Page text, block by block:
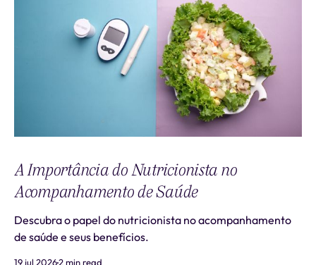
A Importância do Nutricionista no
Acompanhamento de Saúde
Descubra o papel do nutricionista no acompanhamento
de saúde e seus benefícios.
19 jul 20262 min read